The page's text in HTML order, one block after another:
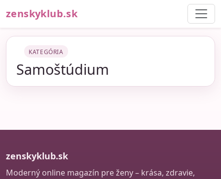
zenskyklub.sk
KATEGÓRIA
Samoštúdium
zenskyklub.sk
Moderný online magazín pre ženy – krása, zdravie,